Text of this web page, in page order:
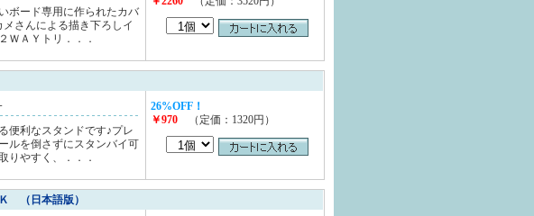
ボード専用に作られたカバ
さんによる描き下ろしイ
ＷＡＹトリ．．．
便利なスタンドです♪プレ
ルを倒さずにスタンバイ可
りやすく、．．．
26%OFF！
￥970 （定価：1320円）
（日本語版）